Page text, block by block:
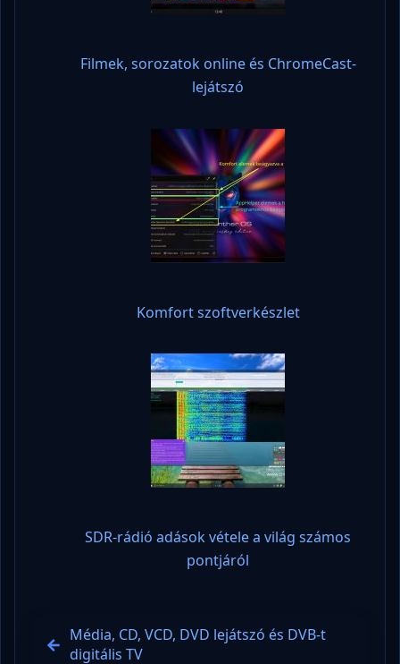
Filmek, sorozatok online és ChromeCast-
lejátszó
Komfort szoftverkészlet
SDR-rádió adások vétele a világ számos
pontjáról
Média, CD, VCD, DVD lejátszó és DVB-t
digitális TV